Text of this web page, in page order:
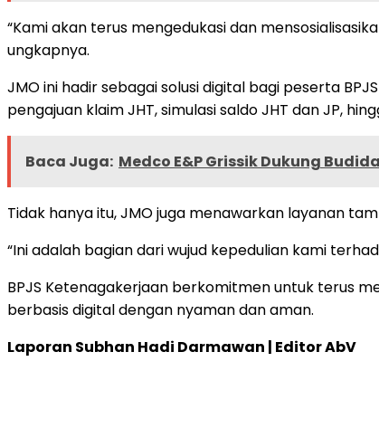
“Kami akan terus mengedukasi dan
ungkapnya.
JMO ini hadir sebagai solusi digital bagi peserta
pengajuan klaim JHT, simulasi saldo JHT dan JP,
Baca Juga: Medco E&P Grissik Dukung
Tidak hanya itu, JMO juga menawarkan layanan
“Ini adalah bagian dari wujud kepedulian kami
BPJS Ketenagakerjaan berkomitmen untuk terus
berbasis digital dengan nyaman dan aman.
Laporan Subhan Hadi Darmawan | Editor AbV